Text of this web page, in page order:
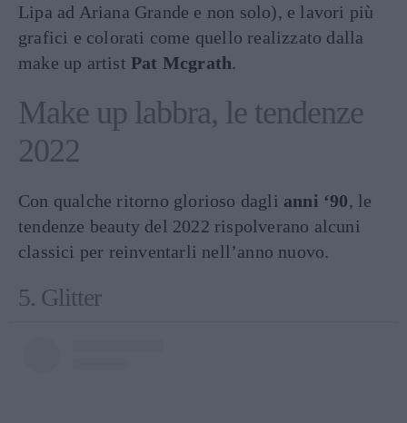
Lipa ad Ariana Grande e non solo), e lavori più
grafici e colorati come quello realizzato dalla
make up artist Pat Mcgrath.
Make up labbra, le tendenze
2022
Con qualche ritorno glorioso dagli anni ‘90, le
tendenze beauty del 2022 rispolverano alcuni
classici per reinventarli nell’anno nuovo.
5. Glitter